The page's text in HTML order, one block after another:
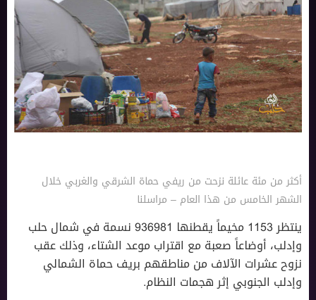
أكثر من مئة عائلة نزحت من ريفي حماة الشرقي والغربي خلال
الشهر الخامس من هذا العام – مراسلنا
ينتظر 1153 مخيماً يقطنها 936981 نسمة في شمال حلب
وإدلب، أوضاعاً صعبة مع اقتراب موعد الشتاء، وذلك عقب
نزوح عشرات الآلاف من مناطقهم بريف حماة الشمالي
وإدلب الجنوبي إثر هجمات النظام.